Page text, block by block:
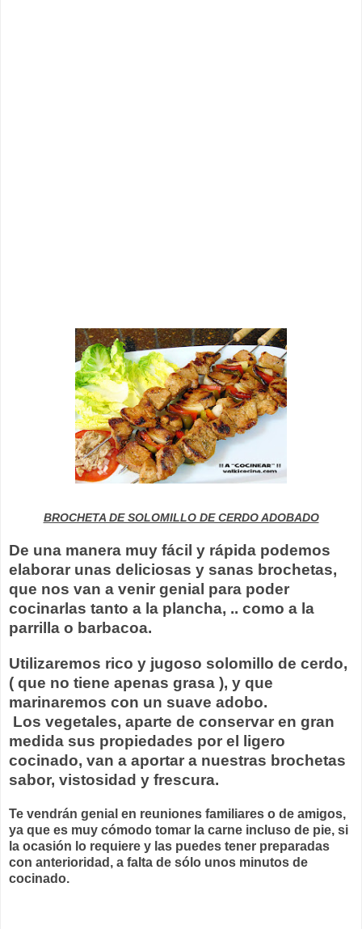
BROCHETA DE SOLOMILLO DE CERDO ADOBADO
De una manera muy fácil y rápida podemos
elaborar unas deliciosas y sanas brochetas,
que nos van a venir genial para poder
cocinarlas tanto a la plancha, .. como a la
parrilla o barbacoa.
Utilizaremos rico y jugoso solomillo de cerdo,
( que no tiene apenas grasa ), y que
marinaremos con un suave adobo.
Los vegetales, aparte de conservar en gran
medida sus propiedades por el ligero
cocinado, van a aportar a nuestras brochetas
sabor, vistosidad y frescura.
Te vendrán genial en reuniones familiares o de amigos,
ya que es muy cómodo tomar la carne incluso de pie, si
la ocasión lo requiere y las puedes tener preparadas
con anterioridad, a falta de sólo unos minutos de
cocinado.